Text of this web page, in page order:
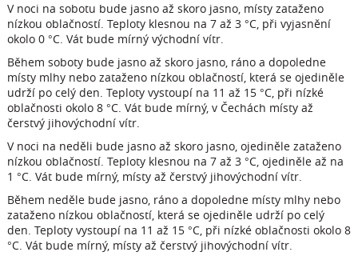
V noci na sobotu bude jasno až skoro jasno, místy zataženo
nízkou oblačností. Teploty klesnou na 7 až 3 °C, při vyjasnění
okolo 0 °C. Vát bude mírný východní vítr.
Během soboty bude jasno až skoro jasno, ráno a dopoledne
místy mlhy nebo zataženo nízkou oblačností, která se ojediněle
udrží po celý den. Teploty vystoupí na 11 až 15 °C, při nízké
oblačnosti okolo 8 °C. Vát bude mírný, v Čechách místy až
čerstvý jihovýchodní vítr.
V noci na neděli bude jasno až skoro jasno, ojediněle zataženo
nízkou oblačností. Teploty klesnou na 7 až 3 °C, ojediněle až na
1 °C. Vát bude mírný, místy až čerstvý jihovýchodní vítr.
Během neděle bude jasno, ráno a dopoledne místy mlhy nebo
zataženo nízkou oblačností, která se ojediněle udrží po celý
den. Teploty vystoupí na 11 až 15 °C, při nízké oblačnosti okolo 8
°C. Vát bude mírný, místy až čerstvý jihovýchodní vítr.